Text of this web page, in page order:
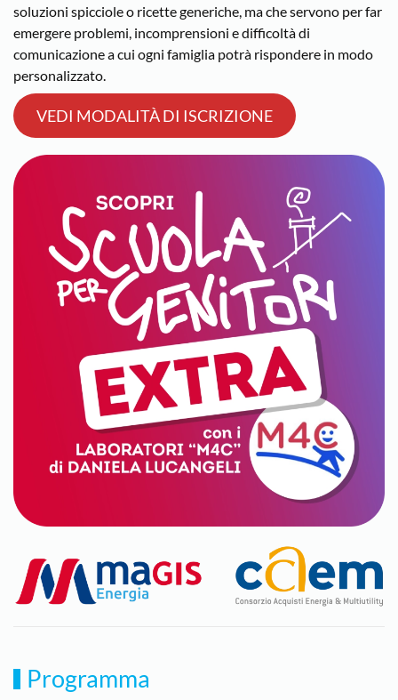
soluzioni spicciole o ricette generiche, ma che servono per far
emergere problemi, incomprensioni e difficoltà di
comunicazione a cui ogni famiglia potrà rispondere in modo
personalizzato.
VEDI MODALITÀ DI ISCRIZIONE
Programma